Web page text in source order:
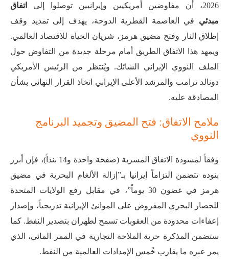
2026، أن مفاوضين أمريكيين وإيرانيين توصلوا إلى
اتفاق
مبدئي في العاصمة القطرية الدوحة، يهدف إلى تمديد وقف
إطلاق النار وفتح مضيق هرمز، شريان الحياة للاقتصاد العالمي.
ويمهد هذا الاتفاق الطريق أمام مرحلة جديدة من التفاوض حول
الملف النووي الإيراني الشائك. ويُنتظر من الرئيس الأمريكي
دونالد ترامب والمرشد الأعلى الإيراني اتخاذ القرار النهائي بشأن
المصادقة عليه.
ملامح الاتفاق: فتح المضيق وتجميد البرنامج
النووي
وفقاً لمسودة الاتفاق المسربة (صفحة واحدة و14 بنداً)، فإن أبرز
بنوده تتضمن التزاماً إيرانيا بـ”إزالة الألغام البحرية في مضيق
هرمز في غضون 30 يوماً”، في مقابل رفع الولايات المتحدة
للحصار البحري المفروض على الموانئ الإيرانية تدريجياً، وإصدار
إعفاءات محدودة من العقوبات تسمح لطهران بتصدير النفط. كما
ستضمن المذكرة حرية الملاحة التجارية في الممر المائي، الذي
يمر عبره ما يقارب خُمس الإمدادات العالمية من النفط.